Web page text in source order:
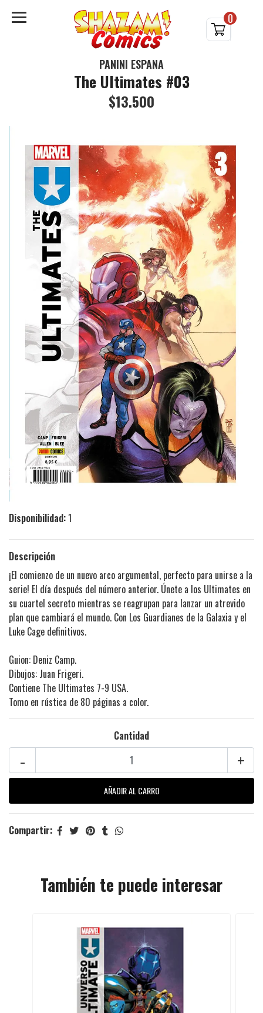
0
PANINI ESPAÑA
The Ultimates #03
$13.500
Disponibilidad:1
Descripción
¡El comienzo de un nuevo arco argumental, perfecto para unirse a la
serie! El día después del número anterior. Únete a los Ultimates en
su cuartel secreto mientras se reagrupan para lanzar un atrevido
plan que cambiará el mundo. Con Los Guardianes de la Galaxia y el
Luke Cage definitivos.
Guion: Deniz Camp.
Dibujos: Juan Frigeri.
Contiene The Ultimates 7-9 USA.
Tomo en rústica de 80 páginas a color.
Cantidad
+
-
Compartir:
También te puede interesar